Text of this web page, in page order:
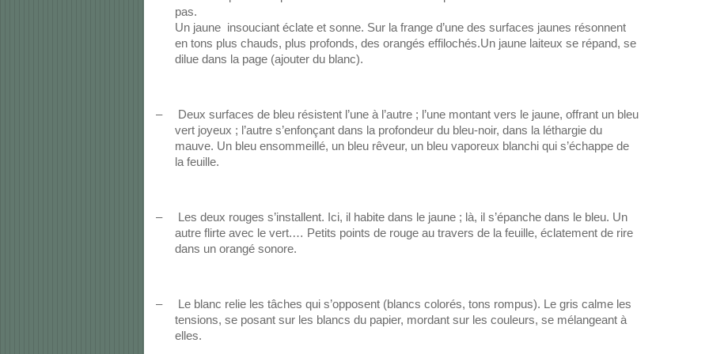
Un jaune insouciant éclate et sonne. Sur la frange d’une des surfaces jaunes résonnent
en tons plus chauds, plus profonds, des orangés effilochés.Un jaune laiteux se répand, se
dilue dans la page (ajouter du blanc).
–
Deux surfaces de bleu résistent l’une à l’autre ; l’une montant vers le jaune, offrant un bleu
vert joyeux ; l’autre s’enfonçant dans la profondeur du bleu-noir, dans la léthargie du
mauve. Un bleu ensommeillé, un bleu rêveur, un bleu vaporeux blanchi qui s’échappe de
la feuille.
–
Les deux rouges s’installent. Ici, il habite dans le jaune ; là, il s’épanche dans le bleu. Un
autre flirte avec le vert.… Petits points de rouge au travers de la feuille, éclatement de rire
dans un orangé sonore.
–
Le blanc relie les tâches qui s’opposent (blancs colorés, tons rompus). Le gris calme les
tensions, se posant sur les blancs du papier, mordant sur les couleurs, se mélangeant à
elles.